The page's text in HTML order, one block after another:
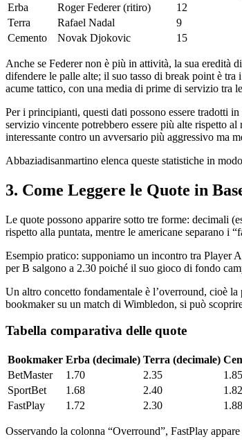
Erba
Roger Federer (ritiro) 12
Terra
Rafael Nadal 9
Cemento
Novak Djokovic 15
Anche se Federer non è più in attività, la sua eredità
difendere le palle alte; il suo tasso di break point è
acume tattico, con una media di prime di servizio tra
Per i principianti, questi dati possono essere tradotti
servizio vincente potrebbero essere più alte rispetto
interessante contro un avversario più aggressivo ma
Abbaziadisanmartino elenca queste statistiche in
3. Come Leggere le Quote in
Le quote possono apparire sotto tre forme: decimali
rispetto alla puntata, mentre le americane separano i
Esempio pratico: supponiamo un incontro tra Player
per B salgono a 2.30 poiché il suo gioco di fondo
Un altro concetto fondamentale è l’overround, cioè
bookmaker su un match di Wimbledon, si può
Tabella comparativa delle quote
Bookmaker Erba (decimale) Terra (decimale)
BetMaster
1.70 2.35 1.85
SportBet
1.68 2.40 1.82
FastPlay
1.72 2.30 1.88
Osservando la colonna “Overround”, FastPlay